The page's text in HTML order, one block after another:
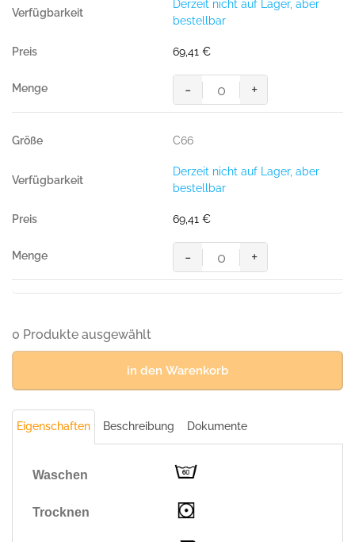
Derzeit nicht auf Lager, aber
bestellbar
69,41 €
MASCOT® PISA SHORTS
Menge
- +
C66
Derzeit nicht auf Lager, aber
bestellbar
69,41 €
MASCOT® PISA SHORTS
Menge
- +
0 Produkte ausgewählt
in den Warenkorb
Eigenschaften Beschreibung Dokumente
Waschen
Trocknen